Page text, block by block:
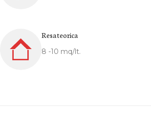
Resa teorica
8 -10 mq/lt.